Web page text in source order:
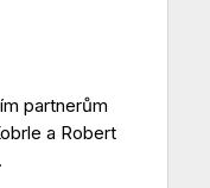
partnerům
a Robert